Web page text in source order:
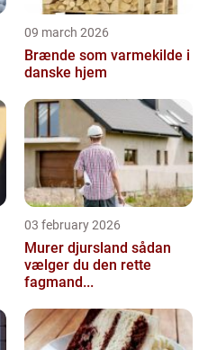
09 march 2026
Brænde som varmekilde i
danske hjem
03 february 2026
Murer djursland sådan
vælger du den rette
fagmand...